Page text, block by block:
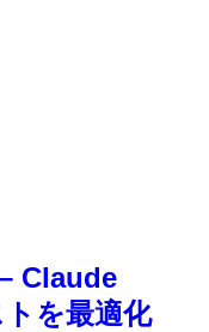
Claude
を最適化